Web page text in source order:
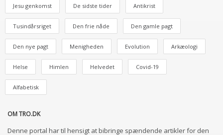
Jesu genkomst De sidste tider Antikrist
Tusindårsriget Den frie nåde Den gamle pagt
Den nye pagt Menigheden Evolution Arkæologi
Helse Himlen Helvedet Covid-19
Alfabetisk
OM TRO.DK
Denne portal har til hensigt at bibringe spændende artikler for den